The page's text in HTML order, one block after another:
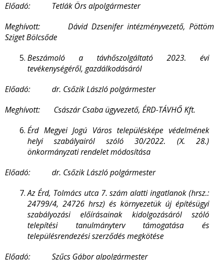
Előadó: Tetlák Örs alpolgármester
Meghívott: Dávid Dzsenifer intézményvezető, Pöttöm
Sziget Bölcsőde
Beszámoló a távhőszolgáltató 2023. évi
tevékenységéről, gazdálkodásáról
Előadó: dr. Csőzik László polgármester
Meghívott: Császár Csaba ügyvezető, ÉRD-TÁVHŐ Kft.
Érd Megyei Jogú Város településképe védelmének
helyi szabályairól szóló 30/2022. (X. 28.)
önkormányzati rendelet módosítása
Előadó: dr. Csőzik László polgármester
Az Érd, Tolmács utca 7. szám alatti ingatlanok (hrsz.:
24799/4, 24726 hrsz) és környezetük új építésügyi
szabályozási előírásainak kidolgozásáról szóló
telepítési tanulmányterv támogatása és
településrendezési szerződés megkötése
Előadó: Szűcs Gábor alpolgármester